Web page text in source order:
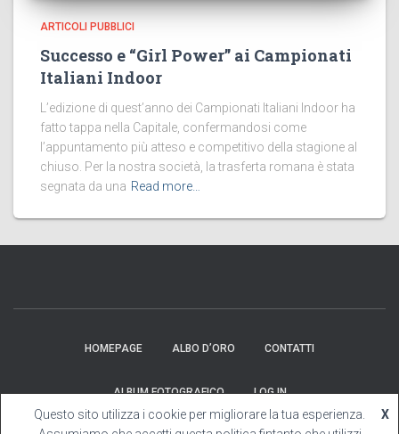
ARTICOLI PUBBLICI
Successo e “Girl Power” ai Campionati
Italiani Indoor
L’edizione di quest’anno dei Campionati Italiani Indoor ha
fatto tappa nella Capitale, confermandosi come
l’appuntamento più atteso e competitivo della stagione al
chiuso. Per la nostra società, la trasferta romana è stata
segnata da una Read more…
HOMEPAGE ALBO D’ORO CONTATTI
ALBUM FOTOGRAFICO LOG IN
Questo sito utilizza i cookie per migliorare la tua esperienza.
X